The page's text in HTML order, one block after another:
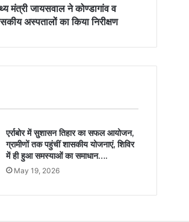
मंत्री जायसवाल ने कोण्डागांव व
अस्पतालों का किया निरीक्षण
एर्राबोर में सुशासन तिहार का सफल आयोजन,
ग्रामीणों तक पहुंचीं शासकीय योजनाएं, शिविर
में ही हुआ समस्याओं का समाधान….
May 19, 2026